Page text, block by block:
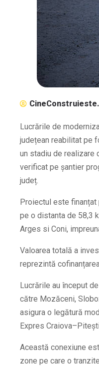
Lucrările de
județean reabilitat pe
un stadiu de realizare
verificat pe șantier
județ.
Proiectul este finanțat
pe o distanta de 58,3
Arges si Coni,
Valoarea totală a
reprezintă
Lucrările au început
către Mozăceni,
asigura o legătură
Expres
Această conexiune
zone pe care o